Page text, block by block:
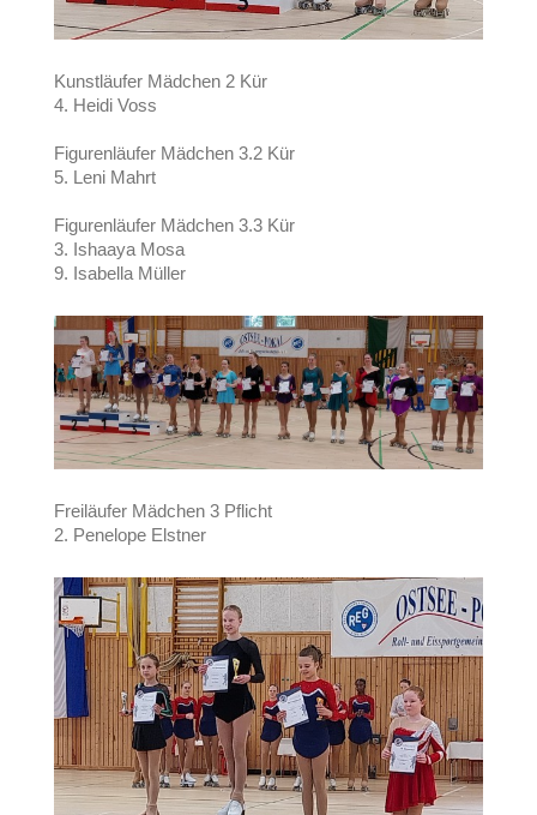
Kunstläufer Mädchen 2 Kür
4. Heidi Voss
Figurenläufer Mädchen 3.2 Kür
5. Leni Mahrt
Figurenläufer Mädchen 3.3 Kür
3. Ishaaya Mosa
9. Isabella Müller
Freiläufer Mädchen 3 Pflicht
2. Penelope Elstner